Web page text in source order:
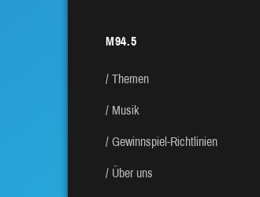
M94.5
Themen
Musik
Gewinnspiel-Richtlinien
Über uns